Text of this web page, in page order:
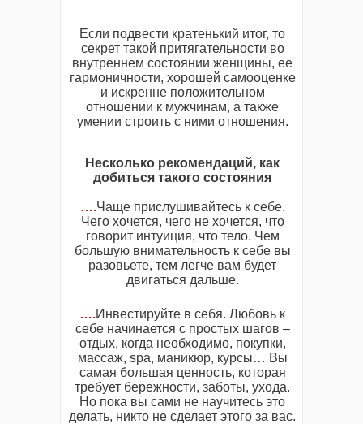
Если подвести кратенький итог, то
секрет такой притягательности во
внутреннем состоянии женщины, ее
гармоничности, хорошей самооценке
и искренне положительном
отношении к мужчинам, а также
умении строить с ними отношения.
Несколько рекомендаций, как
добиться такого состояния
….Чаще прислушивайтесь к себе.
Чего хочется, чего не хочется, что
говорит интуиция, что тело. Чем
большую внимательность к себе вы
разовьете, тем легче вам будет
двигаться дальше.
….Инвестируйте в себя. Любовь к
себе начинается с простых шагов –
отдых, когда необходимо, покупки,
массаж, spa, маникюр, курсы… Вы
самая большая ценность, которая
требует бережности, заботы, ухода.
Но пока вы сами не научитесь это
делать, никто не сделает этого за вас.